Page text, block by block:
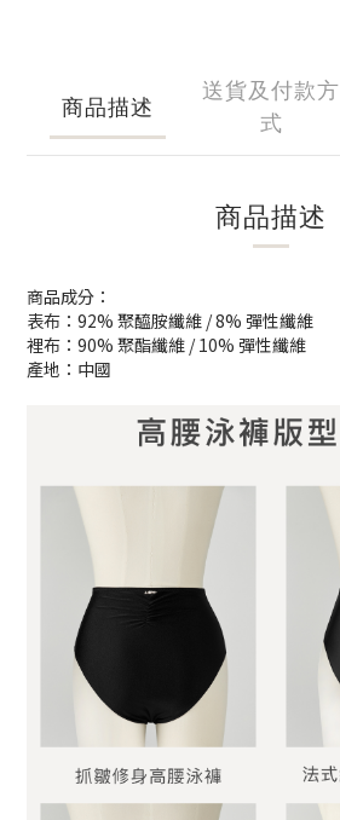
商品描述
送貨及付款方
式
商品描述
商品成分：
表布：92% 聚醯胺纖維 / 8% 彈性纖維
裡布：90% 聚酯纖維 / 10% 彈性纖維
產地：中國